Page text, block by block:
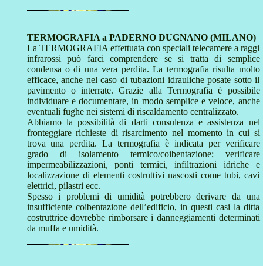
TERMOGRAFIA a PADERNO DUGNANO (MILANO)
La TERMOGRAFIA effettuata con speciali telecamere a raggi
infrarossi può farci comprendere se si tratta di semplice
condensa o di una vera perdita. La termografia risulta molto
efficace, anche nel caso di tubazioni idrauliche posate sotto il
pavimento o interrate. Grazie alla Termografia è possibile
individuare e documentare, in modo semplice e veloce, anche
eventuali fughe nei sistemi di riscaldamento centralizzato.
Abbiamo la possibilità di darti consulenza e assistenza nel
fronteggiare richieste di risarcimento nel momento in cui si
trova una perdita. La termografia è indicata per verificare
grado di isolamento termico/coibentazione; verificare
impermeabilizzazioni, ponti termici, infiltrazioni idriche e
localizzazione di elementi costruttivi nascosti come tubi, cavi
elettrici, pilastri ecc.
Spesso i problemi di umidità potrebbero derivare da una
insufficiente coibentazione dell’edificio, in questi casi la ditta
costruttrice dovrebbe rimborsare i danneggiamenti determinati
da muffa e umidità.